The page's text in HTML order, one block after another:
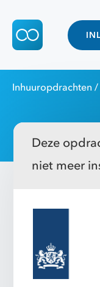
Inhuuropdrachten /
Deze
niet meer